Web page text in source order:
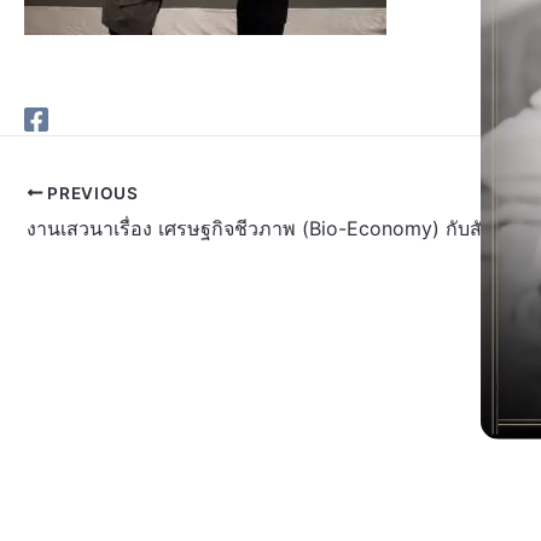
PREVIOUS
งานเสวนาเรื่อง เศรษฐกิจชีวภาพ (Bio-Economy) กับสังคมไ